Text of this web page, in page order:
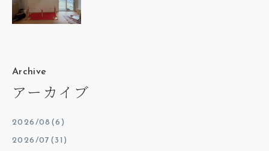
Archive
アーカイブ
2026/08(6)
2026/07(31)